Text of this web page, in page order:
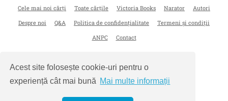
Acest site folosește cookie-uri pentru o
experiență cât mai bună Mai multe informații
Cele mai noi cărți Toate cărțile Victoria Books Narator
Autori
Despre noi
Q&A Politica de confidențialitate
Termeni și condiții
ANPC
Contact